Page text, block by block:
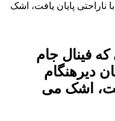
ناراحتی پایان یافت، اشک
که فینال جام
دیرهنگام
اشک می